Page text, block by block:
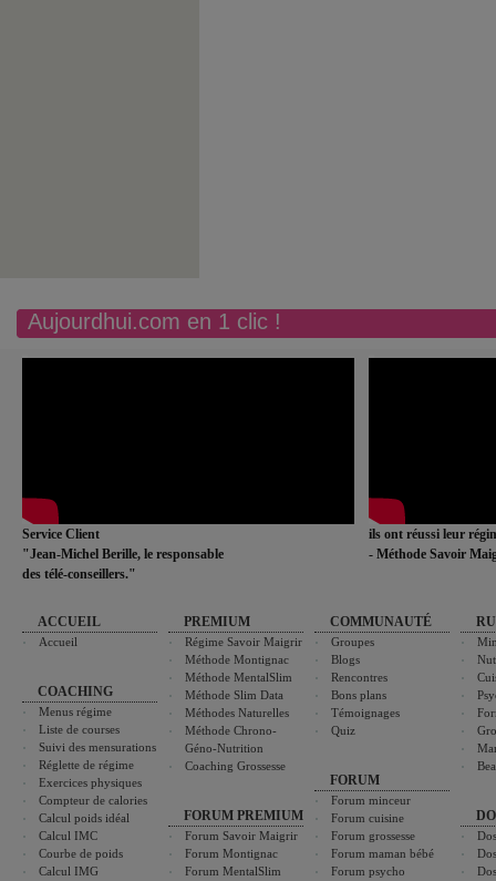
Aujourdhui.com en 1 clic !
Service Client
"Jean-Michel Berille, le responsable
des télé-conseillers."
ils ont réussi leur
- Méthode Savoir
ACCUEIL
Accueil
COACHING
Menus régime
Liste de courses
Suivi des mensurations
Réglette de régime
Exercices physiques
Compteur de calories
Calcul poids idéal
Calcul IMC
Courbe de poids
Calcul IMG
PREMIUM
Régime Savoir Maigrir
Méthode Montignac
Méthode MentalSlim
Méthode Slim Data
Méthodes Naturelles
Méthode Chrono-
Géno-Nutrition
Coaching Grossesse
FORUM PREMIUM
Forum Savoir Maigrir
Forum Montignac
Forum MentalSlim
COMMUNAUTÉ
Groupes
Blogs
Rencontres
Bons plans
Témoignages
Quiz
FORUM
Forum minceur
Forum cuisine
Forum grossesse
Forum maman bébé
Forum psycho